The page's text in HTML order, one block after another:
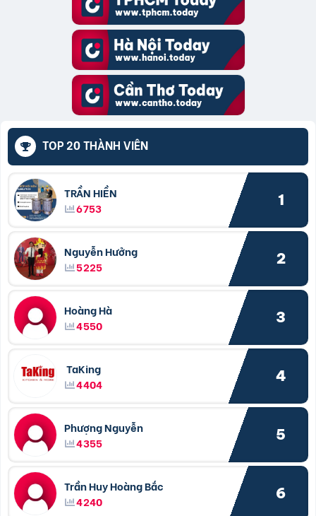
TOP 20 THÀNH VIÊN
TRẦN HIỀN
6753
1
Nguyễn Hưởng
5225
2
Hoàng Hà
4550
3
TaKing
4404
4
Phượng Nguyễn
4355
5
Trần Huy Hoàng Bắc
4240
6